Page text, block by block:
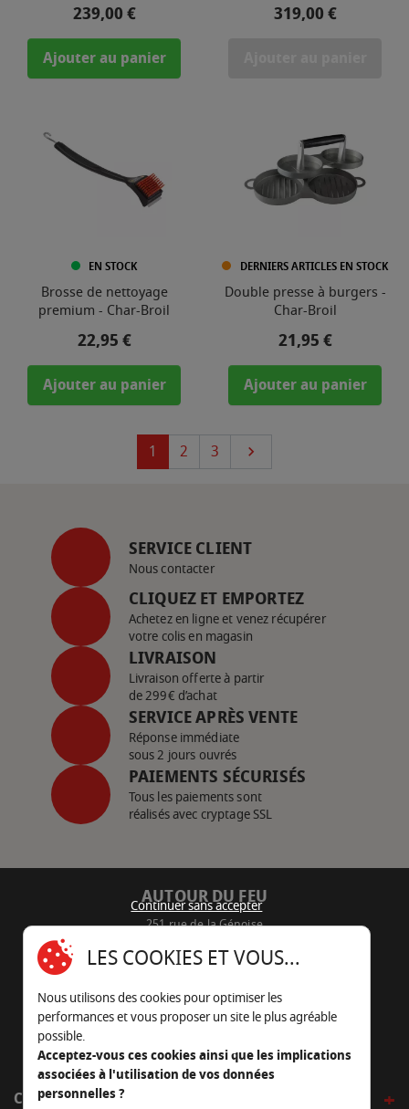
Prix
239,00 €
Ajouter au panier
Prix
319,00 €
EN STOCK
Brosse de nettoyage
premium - Char-Broil
Prix
22,95 €
Ajouter au panier
DERNIERS ARTICLES EN STOCK
Double presse à burgers -
Char-Broil
Prix
21,95 €
Ajouter au panier
1 2 3 Suivant

SERVICE CLIENT
Nous contacter
CLIQUEZ ET EMPORTEZ
Achetez en ligne et venez récupérer
votre colis en magasin
LIVRAISON
Livraison offerte à partir
de 299€ d’achat
SERVICE APRÈS VENTE
Réponse immédiate
sous 2 jours ouvrés
PAIEMENTS SÉCURISÉS
Tous les paiements sont
réalisés avec cryptage SSL
AUTOUR DU FEU
251 rue de la Génoise
05 45 22 98 09
Nous envoyer un e-mail
CÔTÉ OUTDOOR
Continuer sans accepter
LES COOKIES ET VOUS...
Nous utilisons des cookies pour optimiser les
performances et vous proposer un site le plus agréable
possible.
Acceptez-vous ces cookies ainsi que les implications
associées à l'utilisation de vos données
personnelles ?